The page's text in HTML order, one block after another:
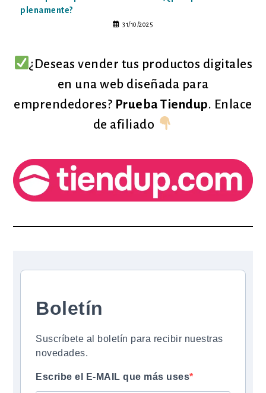
plenamente?
31/10/2025
¿Deseas vender tus productos digitales
en una web diseñada para
emprendedores? Prueba Tiendup. Enlace
de afiliado
Boletín
Suscríbete al boletín para recibir nuestras
novedades.
Escribe el E-MAIL que más uses